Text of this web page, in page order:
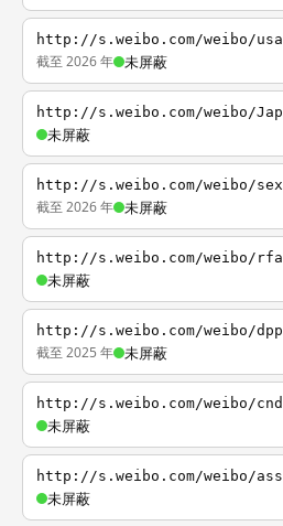
http://s.weibo.com/weibo/usa
截至 2026 年 未屏蔽
http://s.weibo.com/weibo/Jap
未屏蔽
http://s.weibo.com/weibo/sex
截至 2026 年 未屏蔽
http://s.weibo.com/weibo/rfa
未屏蔽
http://s.weibo.com/weibo/dpp
截至 2025 年 未屏蔽
http://s.weibo.com/weibo/cnd
未屏蔽
http://s.weibo.com/weibo/ass
未屏蔽